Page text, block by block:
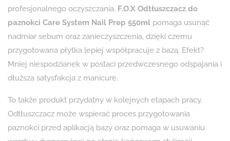
profesjonalnego oczyszczania. F.O.X Odtłuszczacz do
paznokci Care System Nail Prep 550ml pomaga usunąć
nadmiar sebum oraz zanieczyszczenia, dzięki czemu
przygotowana płytka lepiej współpracuje z bazą. Efekt?
Mniej niespodzianek w postaci przedwczesnego odspajania i
dłuższa satysfakcja z manicure.
To także produkt przydatny w kolejnych etapach pracy.
Odtłuszczacz może wspierać proces przygotowania
paznokci przed aplikacją bazy oraz pomaga w usuwaniu